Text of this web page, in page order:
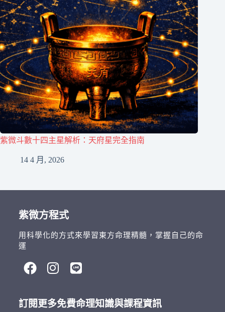
紫微斗數十四主星解析：天府星完全指南
14 4 月, 2026
紫微方程式
用科學化的方式來學習東方命理精髓，掌握自己的命
運
訂閱更多免費命理知識與課程資訊